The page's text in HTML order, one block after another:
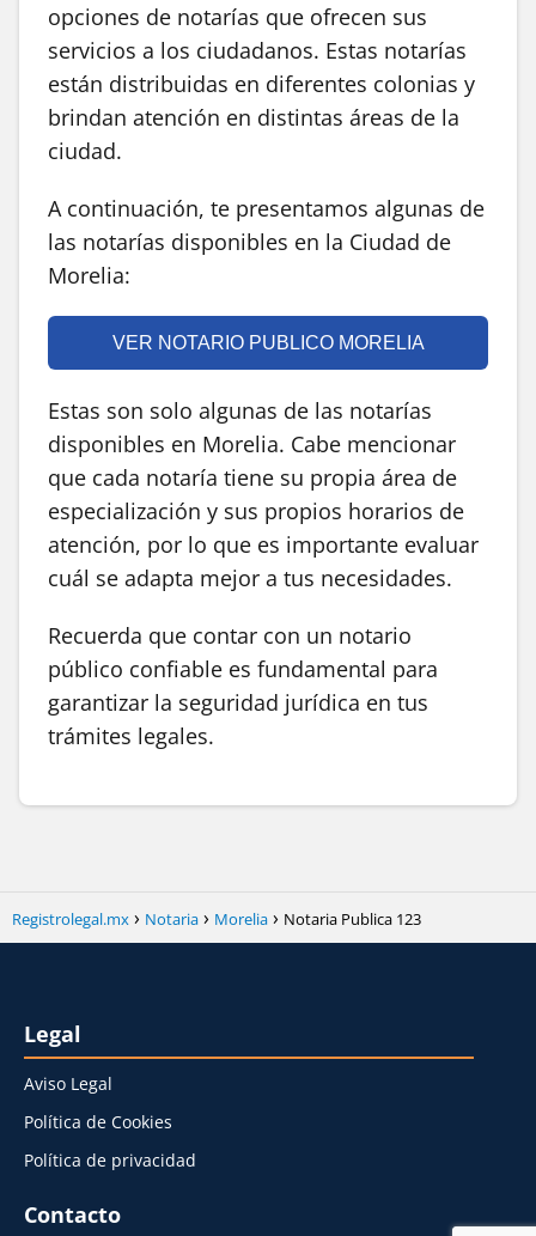
opciones de notarías que ofrecen sus
servicios a los ciudadanos. Estas notarías
están distribuidas en diferentes colonias y
brindan atención en distintas áreas de la
ciudad.
A continuación, te presentamos algunas de
las notarías disponibles en la Ciudad de
Morelia:
VER NOTARIO PUBLICO MORELIA
Estas son solo algunas de las notarías
disponibles en Morelia. Cabe mencionar
que cada notaría tiene su propia área de
especialización y sus propios horarios de
atención, por lo que es importante evaluar
cuál se adapta mejor a tus necesidades.
Recuerda que contar con un notario
público confiable es fundamental para
garantizar la seguridad jurídica en tus
trámites legales.
Registrolegal.mx Notaria Morelia Notaria Publica 123
Legal
Aviso Legal
Política de Cookies
Política de privacidad
Contacto